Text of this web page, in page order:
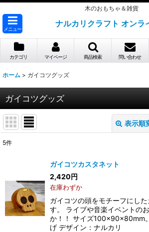
木のおもちゃ＆雑貨
メニュー
ナルカリクラフト オンラ
カテゴリ マイページ 商品検索 問い合わせ
ホーム > ガイコツグッズ
ガイコツグッズ
表示順
並び順:
絞り込む
5件
ガイコツカスタネット
2,420円
在庫わずか
ガイコツの頭をモチーフにし
す。 ライブや音楽イベントの
か！！ サイズ100×90×80mm
げ デザイン：ナルカリ